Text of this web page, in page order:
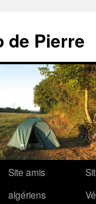
de Pierre
Site amis
algériens